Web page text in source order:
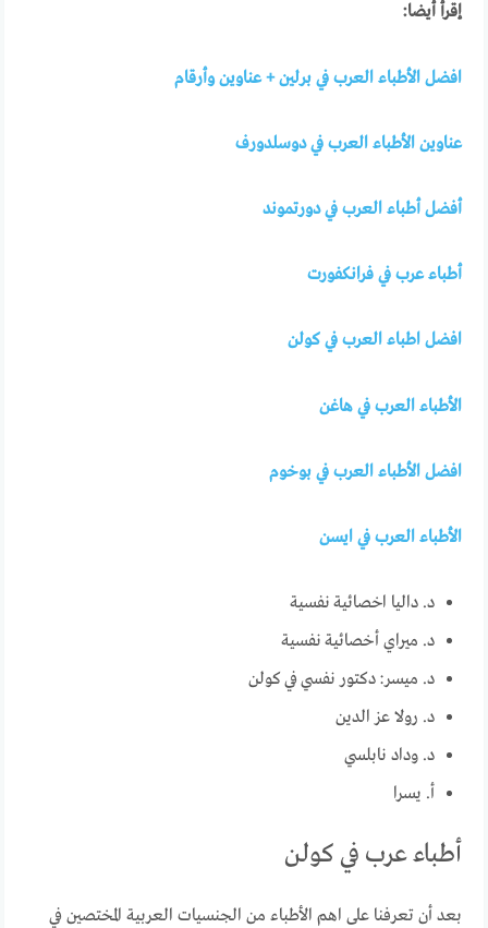
إقرأ أيضا:
افضل الأطباء العرب في برلين + عناوين وأرقام
عناوين الأطباء العرب في دوسلدورف
أفضل أطباء العرب في دورتموند
أطباء عرب في فرانكفورت
افضل اطباء العرب في كولن
الأطباء العرب في هاغن
افضل الأطباء العرب في بوخوم
الأطباء العرب في ايسن
د. داليا اخصائية نفسية
د. ميراي أخصائية نفسية
د. ميسر: دكتور نفسي في كولن
د. رولا عز الدين
د. وداد نابلسي
أ. يسرا
أطباء عرب في كولن
بعد أن تعرفنا على اهم الأطباء من الجنسيات العربية المختصين في